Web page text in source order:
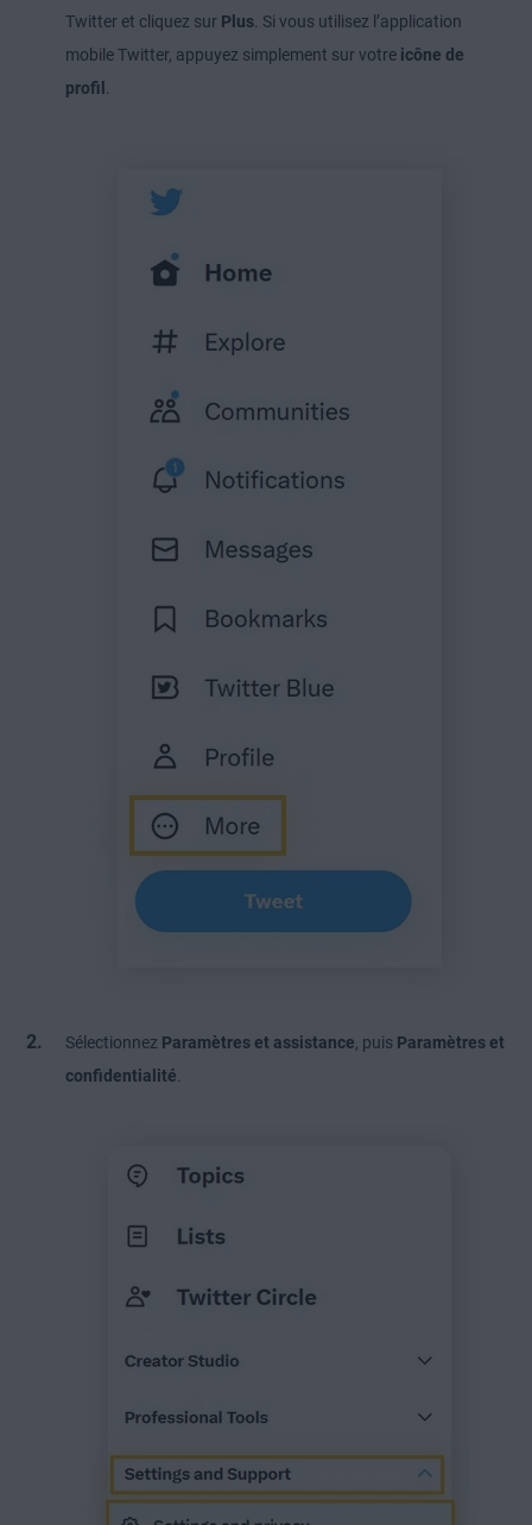
Twitter et cliquez sur Plus. Si vous utilisez l’application
mobile Twitter, appuyez simplement sur votre icône de
profil .
Sélectionnez Paramètres et assistance, puis Paramètres et
confidentialité.